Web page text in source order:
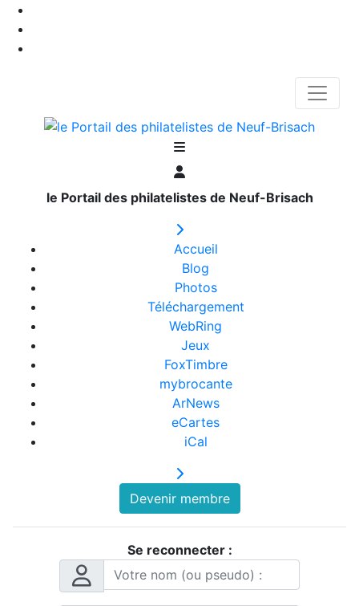
le Portail des philatelistes de Neuf-Brisach
Accueil
Blog
Photos
Téléchargement
WebRing
Jeux
FoxTimbre
mybrocante
ArNews
eCartes
iCal
Devenir membre
Se reconnecter :